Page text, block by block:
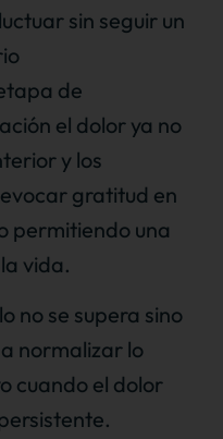
sin seguir un
de
el dolor ya no
y los
gratitud en
permitiendo una
vida.
no se supera sino
normalizar lo
cuando el dolor